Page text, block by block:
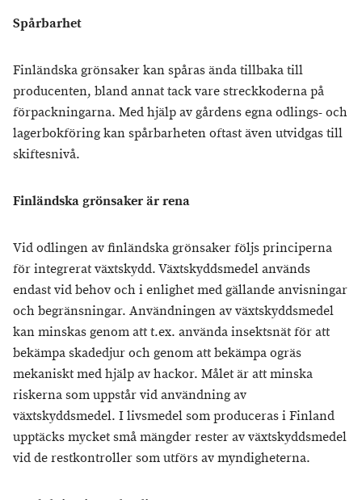
Spårbarhet
Finländska grönsaker kan spåras ända tillbaka till
producenten, bland annat tack vare streckkoderna på
förpackningarna. Med hjälp av gårdens egna odlings- och
lagerbokföring kan spårbarheten oftast även utvidgas till
skiftesnivå.
Finländska grönsaker är rena
Vid odlingen av finländska grönsaker följs principerna
för integrerat växtskydd. Växtskyddsmedel används
endast vid behov och i enlighet med gällande anvisningar
och begränsningar. Användningen av växtskyddsmedel
kan minskas genom att t.ex. använda insektsnät för att
bekämpa skadedjur och genom att bekämpa ogräs
mekaniskt med hjälp av hackor. Målet är att minska
riskerna som uppstår vid användning av
växtskyddsmedel. I livsmedel som produceras i Finland
upptäcks mycket små mängder rester av växtskyddsmedel
vid de restkontroller som utförs av myndigheterna.